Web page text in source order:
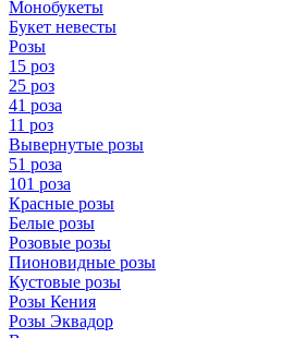
Монобукеты
Букет невесты
Розы
15 роз
25 роз
41 роза
11 роз
Вывернутые розы
51 роза
101 роза
Красные розы
Белые розы
Розовые розы
Пионовидные розы
Кустовые розы
Розы Кения
Розы Эквадор